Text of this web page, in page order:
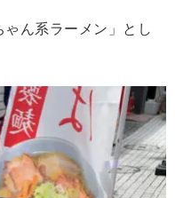
ん系ラーメン」とし